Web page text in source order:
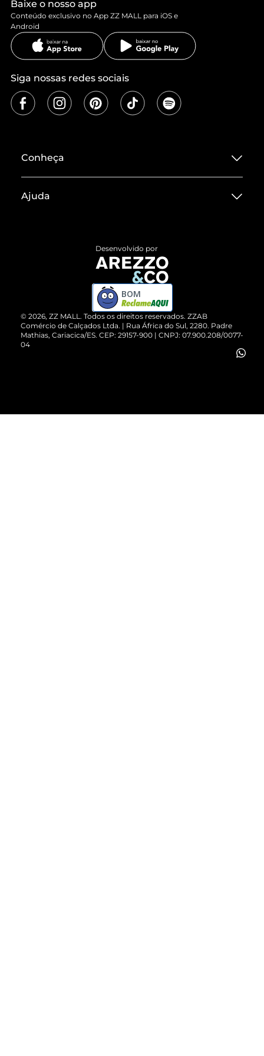
Baixe o nosso app
Conteúdo exclusivo no App ZZ MALL para iOS e
Android
Siga nossas redes sociais
Conheça
Termos de Uso
ZZ MALL é confiável
Cartão Presente
Vendas Corporativas
Ajuda
Devolução do Produto
Compre pelo WhatsApp
© 2026, ZZ MALL. Todos os direitos reservados. ZZAB
Comércio de Calçados Ltda. | Rua África do Sul, 2280. Padre
Mathias, Cariacica/ES. CEP: 29157-900 | CNPJ: 07.900.208/0077-
04
Desenvolvido por
BOM